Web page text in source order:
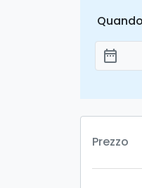
date_range
Prezzo